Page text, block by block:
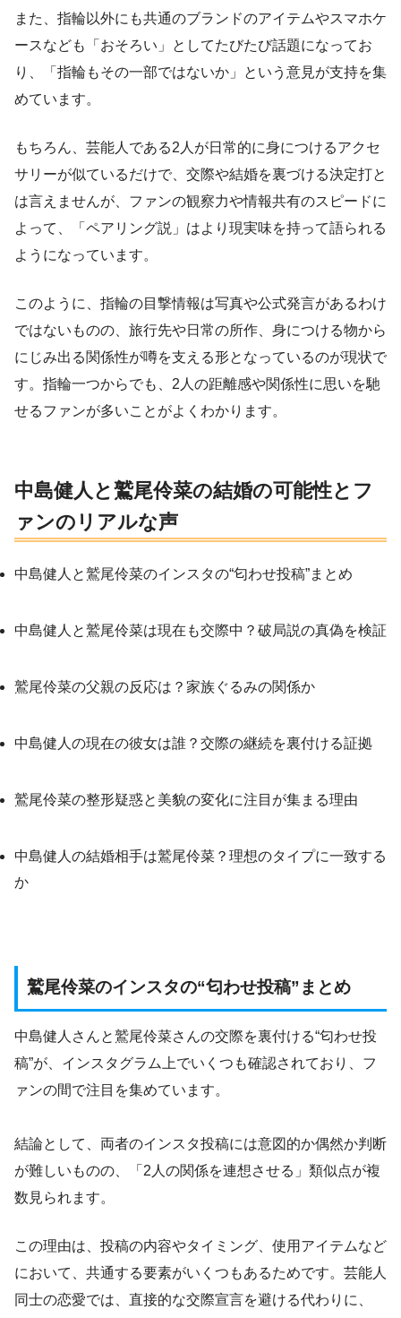
また、指輪以外にも共通のブランドのアイテムやスマホケ
ースなども「おそろい」としてたびたび話題になってお
り、「指輪もその一部ではないか」という意見が支持を集
めています。
もちろん、芸能人である2人が日常的に身につけるアクセ
サリーが似ているだけで、交際や結婚を裏づける決定打と
は言えませんが、ファンの観察力や情報共有のスピードに
よって、「ペアリング説」はより現実味を持って語られる
ようになっています。
このように、指輪の目撃情報は写真や公式発言があるわけ
ではないものの、旅行先や日常の所作、身につける物から
にじみ出る関係性が噂を支える形となっているのが現状で
す。指輪一つからでも、2人の距離感や関係性に思いを馳
せるファンが多いことがよくわかります。
中島健人と鷲尾伶菜の結婚の可能性とフ
ァンのリアルな声
中島健人と鷲尾伶菜のインスタの“匂わせ投稿”まとめ
中島健人と鷲尾伶菜は現在も交際中？破局説の真偽を検証
鷲尾伶菜の父親の反応は？家族ぐるみの関係か
中島健人の現在の彼女は誰？交際の継続を裏付ける証拠
鷲尾伶菜の整形疑惑と美貌の変化に注目が集まる理由
中島健人の結婚相手は鷲尾伶菜？理想のタイプに一致する
か
鷲尾伶菜のインスタの“匂わせ投稿”まとめ
中島健人さんと鷲尾伶菜さんの交際を裏付ける“匂わせ投
稿”が、インスタグラム上でいくつも確認されており、フ
ァンの間で注目を集めています。
結論として、両者のインスタ投稿には意図的か偶然か判断
が難しいものの、「2人の関係を連想させる」類似点が複
数見られます。
この理由は、投稿の内容やタイミング、使用アイテムなど
において、共通する要素がいくつもあるためです。芸能人
同士の恋愛では、直接的な交際宣言を避ける代わりに、